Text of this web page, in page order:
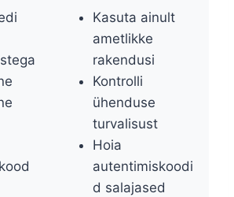
Kasuta ainult
ametlikke
rakendusi
Kontrolli
ühenduse
turvalisust
Hoia
autentimiskoodi
d salajased